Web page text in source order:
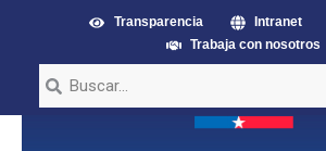
Transparencia Intranet
Trabaja con nosotros